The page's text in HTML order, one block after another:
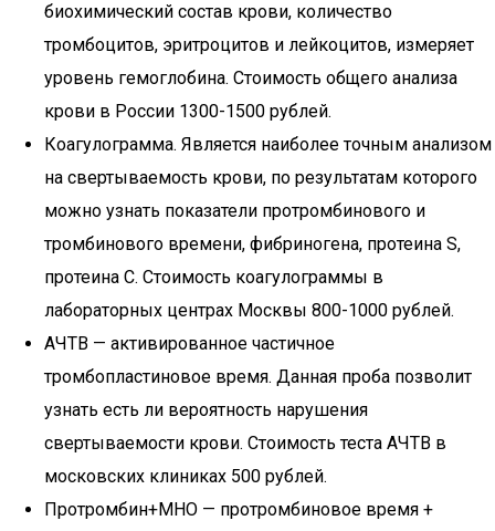
биохимический состав крови, количество
тромбоцитов, эритроцитов и лейкоцитов, измеряет
уровень гемоглобина. Стоимость общего анализа
крови в России 1300-1500 рублей.
Коагулограмма. Является наиболее точным анализом
на свертываемость крови, по результатам которого
можно узнать показатели протромбинового и
тромбинового времени, фибриногена, протеина S,
протеина С. Стоимость коагулограммы в
лабораторных центрах Москвы 800-1000 рублей.
АЧТВ — активированное частичное
тромбопластиновое время. Данная проба позволит
узнать есть ли вероятность нарушения
свертываемости крови. Стоимость теста АЧТВ в
московских клиниках 500 рублей.
Протромбин+МНО — протромбиновое время +